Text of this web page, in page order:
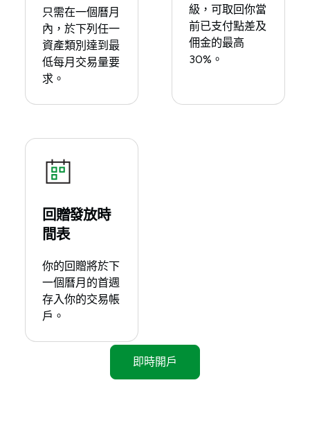
只需在一個曆月
內，於下列任一
資產類別達到最
低每月交易量要
求。
級，可取回你當
前已支付點差及
佣金的最高
30%。
回贈發放時
間表
你的回贈將於下
一個曆月的首週
存入你的交易帳
戶。
即時開戶